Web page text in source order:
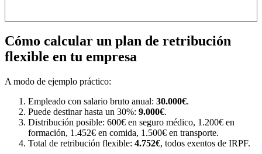
Cómo calcular un plan de retribución
flexible en tu empresa
A modo de ejemplo práctico:
Empleado con salario bruto anual: 30.000€.
Puede destinar hasta un 30%: 9.000€.
Distribución posible: 600€ en seguro médico, 1.200€ en
formación, 1.452€ en comida, 1.500€ en transporte.
Total de retribución flexible: 4.752€, todos exentos de IRPF.